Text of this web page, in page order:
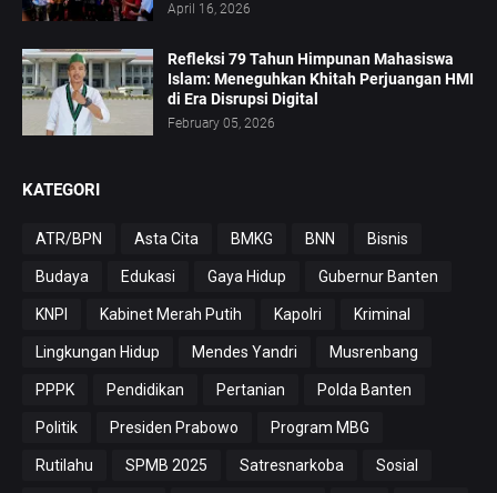
April 16, 2026
Refleksi 79 Tahun Himpunan Mahasiswa
Islam: Meneguhkan Khitah Perjuangan HMI
di Era Disrupsi Digital
February 05, 2026
KATEGORI
ATR/BPN Asta Cita BMKG BNN Bisnis
Budaya Edukasi Gaya Hidup Gubernur Banten
KNPI Kabinet Merah Putih Kapolri Kriminal
Lingkungan Hidup Mendes Yandri Musrenbang
PPPK Pendidikan Pertanian Polda Banten
Politik Presiden Prabowo Program MBG
Rutilahu SPMB 2025 Satresnarkoba Sosial